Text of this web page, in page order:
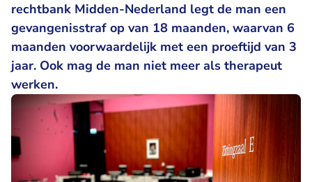
rechtbank Midden-Nederland legt de man een
gevangenisstraf op van 18 maanden, waarvan 6
maanden voorwaardelijk met een proeftijd van 3
jaar. Ook mag de man niet meer als therapeut
werken.